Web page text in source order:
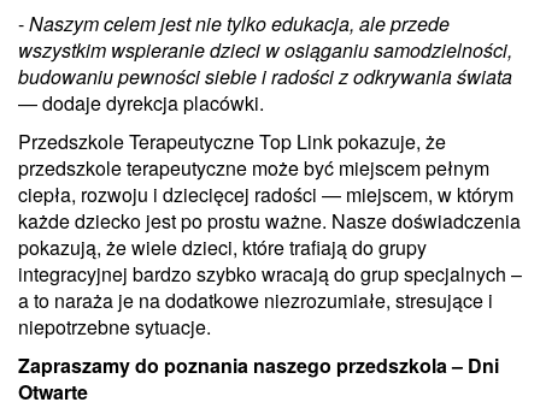
-Naszym celem jest nie tylko edukacja, ale przede
wszystkim wspieranie dzieci w osiąganiu samodzielności,
budowaniu pewności siebie i radości z odkrywania świata
— dodaje dyrekcja placówki.
Przedszkole Terapeutyczne Top Link pokazuje, że
przedszkole terapeutyczne może być miejscem pełnym
ciepła, rozwoju i dziecięcej radości — miejscem, w którym
każde dziecko jest po prostu ważne. Nasze doświadczenia
pokazują, że wiele dzieci, które trafiają do grupy
integracyjnej bardzo szybko wracają do grup specjalnych –
a to naraża je na dodatkowe niezrozumiałe, stresujące i
niepotrzebne sytuacje.
Zapraszamy do poznania naszego przedszkola – Dni
Otwarte